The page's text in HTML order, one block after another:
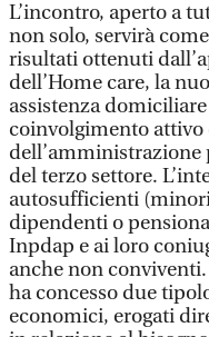
L’incontro, aperto a
non solo, servirà
risultati ottenuti
dell’Home care, la
assistenza
coinvolgimento attivo
dell’amministrazione
del terzo settore.
autosufficienti
dipendenti o
Inpdap e ai loro
anche non
ha concesso due
economici, erogati